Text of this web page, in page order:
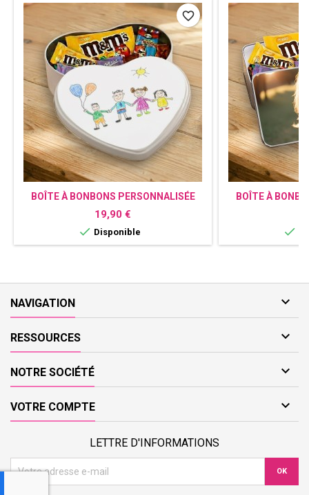
BOÎTE À BONBONS PERSONNALISÉE
AVEC PHOTO - CADEAU GOURMAND
Prix
19,90 €
 Disponible
favorite_border
BOÎTE À

NAVIGATION 
RESSOURCES 
NOTRE SOCIÉTÉ 
VOTRE COMPTE 
LETTRE D'INFORMATIONS